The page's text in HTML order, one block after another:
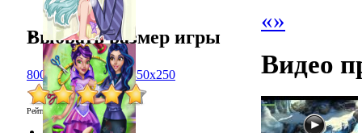
«»
Выбрать размер игры
800x600 1024x768 450x250
Рейтинг :4.7/6
Видео